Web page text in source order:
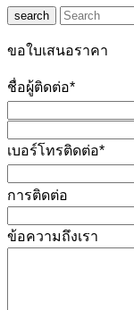
search
ขอใบเสนอราคา
ชื่อผู้ติดต่อ*
เบอร์โทรติดต่อ*
การติดต่อ
ข้อความถึงเรา